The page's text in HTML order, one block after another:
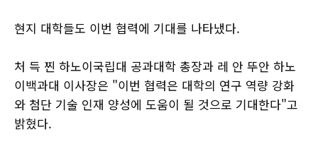
현지 대학들도 이번 협력에 기대를 나타냈다.
처 득 찐 하노이국립대 공과대학 총장과 레 안 뚜안 하노
이백과대 이사장은 "이번 협력은 대학의 연구 역량 강화
와 첨단 기술 인재 양성에 도움이 될 것으로 기대한다"고
밝혔다.